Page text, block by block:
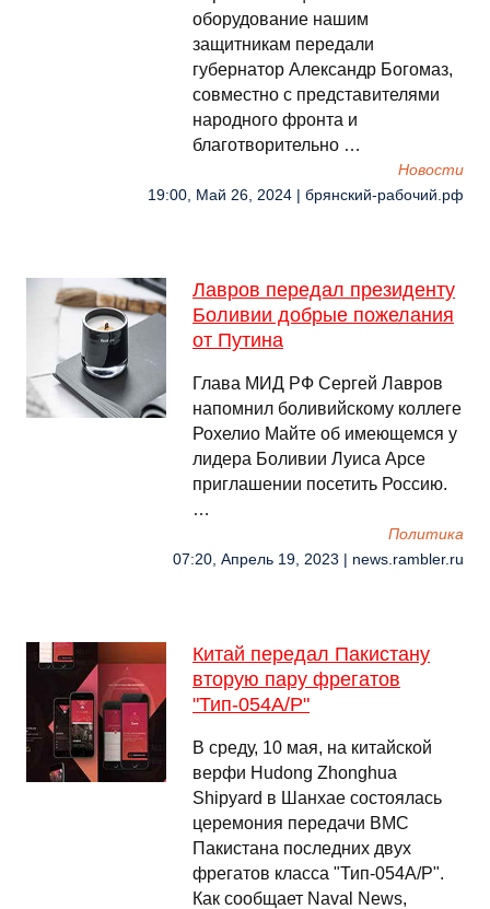
оборудование нашим
защитникам передали
губернатор Александр Богомаз,
совместно с представителями
народного фронта и
благотворительно …
Новости
19:00, Май 26, 2024 | брянский-рабочий.рф
Лавров передал президенту
Боливии добрые пожелания
от Путина
Глава МИД РФ Сергей Лавров
напомнил боливийскому коллеге
Рохелио Майте об имеющемся у
лидера Боливии Луиса Арсе
приглашении посетить Россию.
…
Политика
07:20, Апрель 19, 2023 | news.rambler.ru
Китай передал Пакистану
вторую пару фрегатов
"Тип-054A/P"
В среду, 10 мая, на китайской
верфи Hudong Zhonghua
Shipyard в Шанхае состоялась
церемония передачи ВМС
Пакистана последних двух
фрегатов класса "Тип-054A/P".
Как сообщает Naval News,